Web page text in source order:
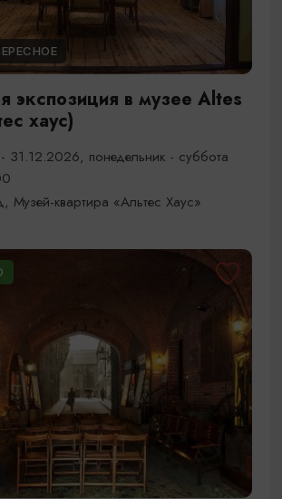
экспозиция в музее Altes
хаус)
31.12.2026, понедельник - суббота
Музей-квартира «Альтес Хаус»